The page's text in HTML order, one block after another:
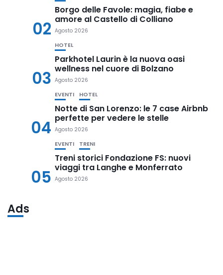
02
Borgo delle Favole: magia, fiabe e
amore al Castello di Colliano
Agosto 2026
03
HOTEL
Parkhotel Laurin è la nuova oasi
wellness nel cuore di Bolzano
Agosto 2026
04
EVENTI HOTEL
Notte di San Lorenzo: le 7 case Airbnb
perfette per vedere le stelle
Agosto 2026
05
EVENTI TRENI
Treni storici Fondazione FS: nuovi
viaggi tra Langhe e Monferrato
Agosto 2026
Ads